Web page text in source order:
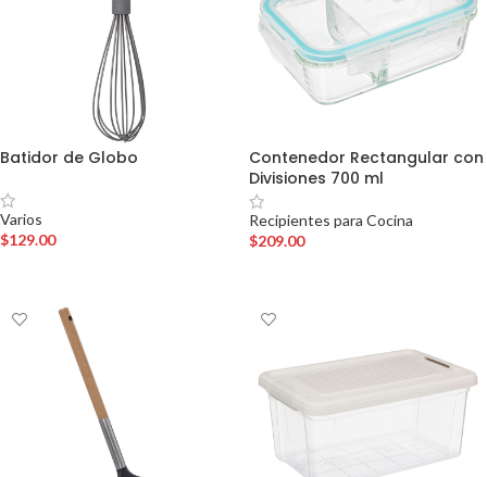
Batidor de Globo
Varios
$129.00
Contenedor Rectangular con
Divisiones 700 ml
Recipientes para Cocina
$209.00